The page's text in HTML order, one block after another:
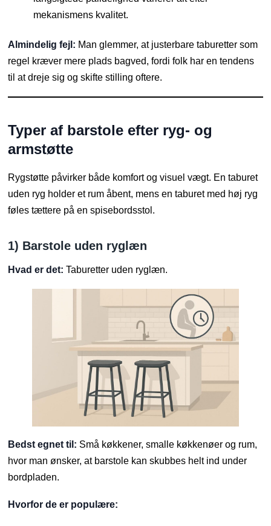
mekanismens kvalitet.
Almindelig fejl: Man glemmer, at justerbare taburetter som
regel kræver mere plads bagved, fordi folk har en tendens
til at dreje sig og skifte stilling oftere.
Typer af barstole efter ryg- og
armstøtte
Rygstøtte påvirker både komfort og visuel vægt. En taburet
uden ryg holder et rum åbent, mens en taburet med høj ryg
føles tættere på en spisebordsstol.
1) Barstole uden ryglæn
Hvad er det: Taburetter uden ryglæn.
Bedst egnet til: Små køkkener, smalle køkkenøer og rum,
hvor man ønsker, at barstole kan skubbes helt ind under
bordpladen.
Hvorfor de er populære: